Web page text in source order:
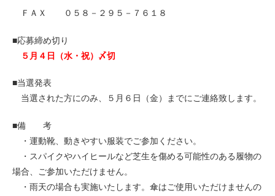
ＦＡＸ ０５８－２９５－７６１８
■応募締め切り
５月４日（水・祝）〆切
■当選発表
当選された方にのみ、５月６日（金）までにご連絡致します。
■備 考
・運動靴、動きやすい服装でご参加ください。
・スパイクやハイヒールなど芝生を傷める可能性のある履物の
場合、ご参加いただけません。
・雨天の場合も実施いたします。傘はご使用いただけませんの